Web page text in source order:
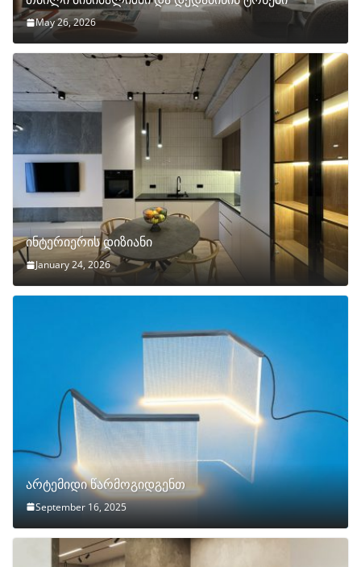
May 26, 2026
ინტერიერის დიზიანი
January 24, 2026
არტემიდი წარმოგიდგენთ
September 16, 2025